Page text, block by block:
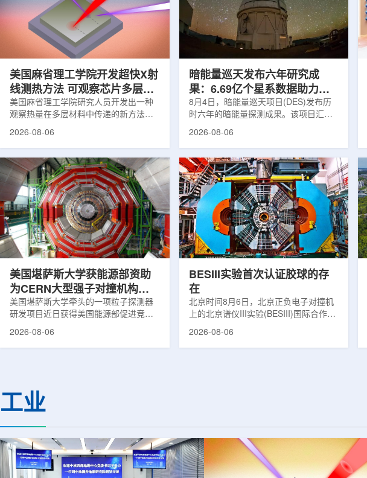
美国麻省理工学院开发超快X射
线测热方法 可观察芯片多层结
构热传递
美国麻省理工学院研究人员开发出一种
观察热量在多层材料中传递的新方法，
于《自然通讯》。随着计算机芯片尺寸
不断缩小、功率密度持续提高，器件过
热正成为限制性能提升的重要因素。传
统热流测量方法在面对真实电子器件的
多层结构时存在局限，例如常用的时域
热反射法难以区分不同材料层中的热传
输情况，红外成像等方法也难以在微小
尺度上捕捉快速变化。为解决这一问
题...
2026-08-06
暗能量巡天发布六年研究成
果：6.69亿个星系数据助力约
束宇宙加速膨胀
8月4日，暗能量巡天项目(DES)发布历
时六年的暗能量探测成果。该项目汇总
6.69亿个星系、数千个星系团以及3000
多颗超新星的信息，用于研究宇宙加速
膨胀和宇宙结构演化。为了实现DES，
费米实验室制造了一台极其灵敏的5.7亿
像素数字相机DECam，并将其安装在位
于智利安第斯山脉的美国国家科学基金
会托洛洛山美洲际天文台的布兰科4米望
远镜上。(图片由Reidar Hahn/费米国家
加速...
2026-08-06
美国堪萨斯大学获能源部资助
为CERN大型强子对撞机构建
新一代探测器
美国堪萨斯大学牵头的一项粒子探测器
研发项目近日获得美国能源部促进竞争
性研究的既定计划(DOE EPSCoR)资
萨斯大学物理与天文系教授迈克尔·默里
和堪萨斯大学杰出教授克里斯托夫·罗永
2026-08-06
BESIII实验首次认证胶球的存
在
北京时间8月6日，北京正负电子对撞机
上的北京谱仪III实验(BESIII)国际合作组
在巴西举行的国际高能物理大会(ICHEP
互...
2026-08-06
工业